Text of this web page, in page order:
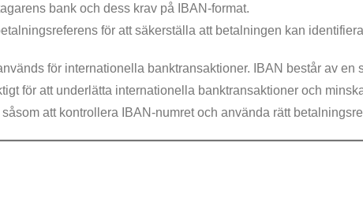
bank och dess krav på IBAN-format.
för att säkerställa att betalningen kan
för internationella banktransaktioner. IBAN består av en
för att underlätta internationella banktransaktioner och
att kontrollera IBAN-numret och använda rätt